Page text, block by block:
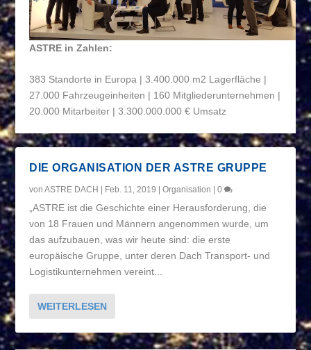
ASTRE in Zahlen:
383 Standorte in Europa | 3.400.000 m2 Lagerfläche |
27.000 Fahrzeugeinheiten | 160 Mitgliederunternehmen |
20.000 Mitarbeiter | 3.300.000.000 € Umsatz
DIE ORGANISATION DER ASTRE GRUPPE
vonASTRE DACH Feb. 11, 2019 |Organisation |0
„ASTRE ist die Geschichte einer Herausforderung, die
von 18 Frauen und Männern angenommen wurde, um
das aufzubauen, was wir heute sind: die erste
europäische Gruppe, unter deren Dach Transport- und
Logistikunternehmen vereint...
WEITERLESEN